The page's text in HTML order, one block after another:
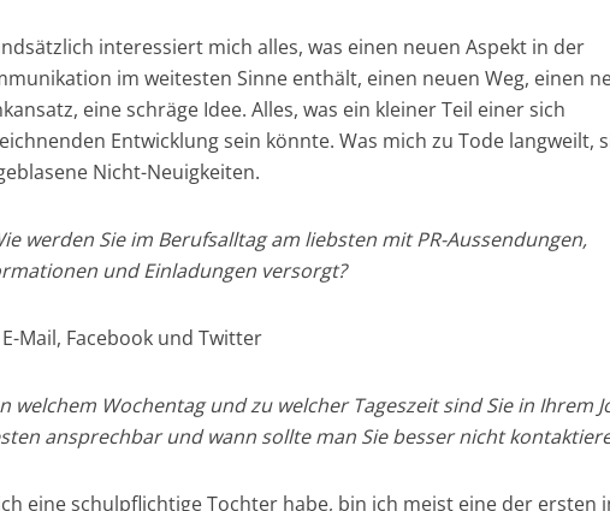
interessiert mich alles, was einen neuen Aspekt in der
im weitesten Sinne enthält, einen neuen Weg, einen
eine schräge Idee. Alles, was ein kleiner Teil einer sich
Entwicklung sein könnte. Was mich zu Tode langweilt,
Nicht-Neuigkeiten.
werden Sie im Berufsalltag am liebsten mit PR-Aussendungen,
und Einladungen versorgt?
Mail, Facebook und Twitter
welchem Wochentag und zu welcher Tageszeit sind Sie in Ihrem
ansprechbar und wann sollte man Sie besser nicht
eine schulpflichtige Tochter habe, bin ich meist eine der ersten